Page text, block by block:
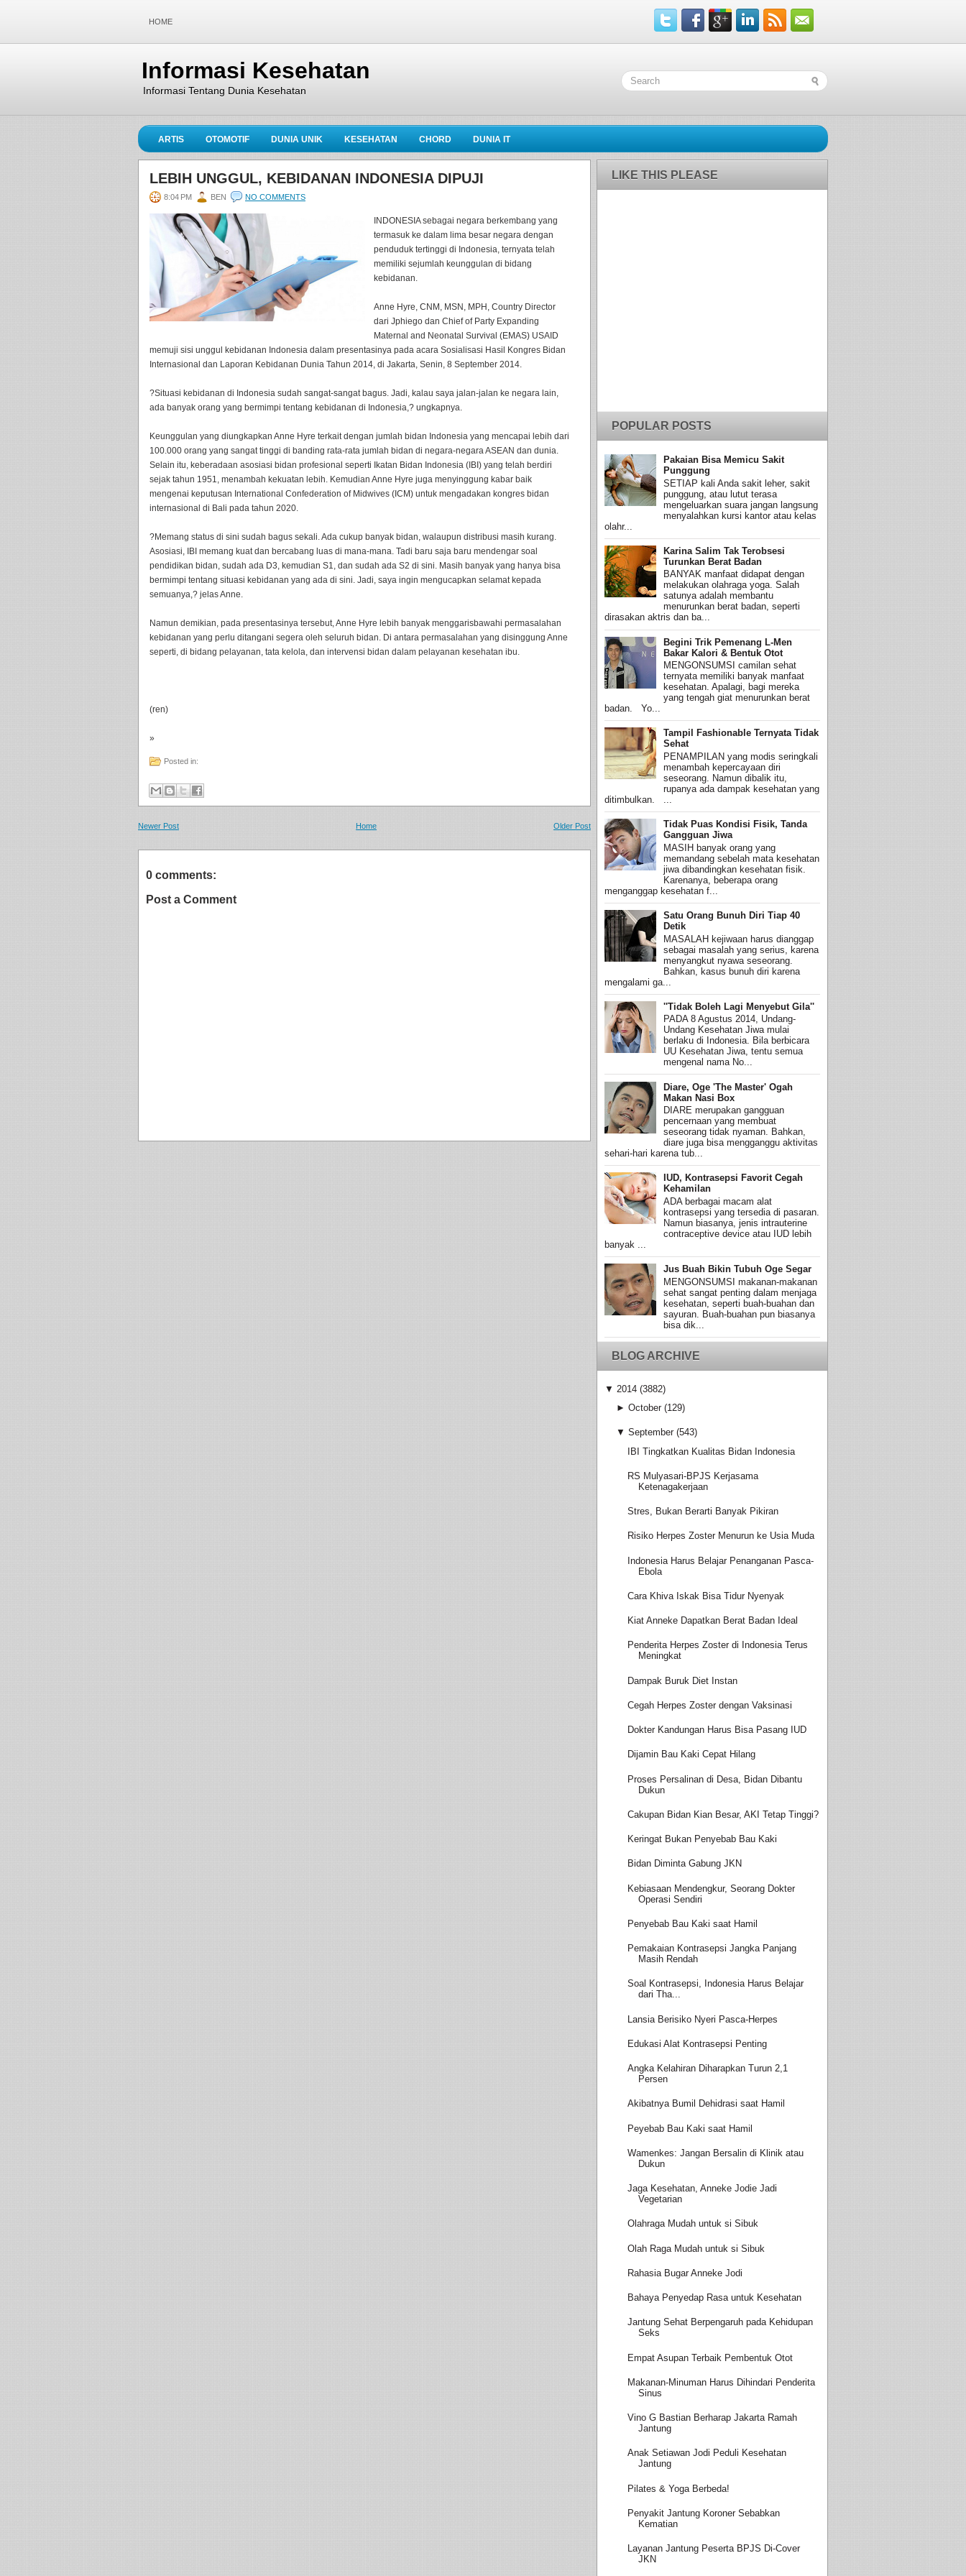
HOME
Informasi Kesehatan
Informasi Tentang Dunia Kesehatan
ARTIS OTOMOTIF DUNIA UNIK KESEHATAN CHORD DUNIA IT
LEBIH UNGGUL, KEBIDANAN INDONESIA DIPUJI
8:04 PM BEN NO COMMENTS
INDONESIA sebagai negara berkembang yang
termasuk ke dalam lima besar negara dengan
penduduk tertinggi di Indonesia, ternyata telah
memiliki sejumlah keunggulan di bidang
kebidanan.
Anne Hyre, CNM, MSN, MPH, Country Director
dari Jphiego dan Chief of Party Expanding
Maternal and Neonatal Survival (EMAS) USAID
memuji sisi unggul kebidanan Indonesia dalam presentasinya pada acara Sosialisasi Hasil Kongres Bidan
Internasional dan Laporan Kebidanan Dunia Tahun 2014, di Jakarta, Senin, 8 September 2014.
?Situasi kebidanan di Indonesia sudah sangat-sangat bagus. Jadi, kalau saya jalan-jalan ke negara lain,
ada banyak orang yang bermimpi tentang kebidanan di Indonesia,? ungkapnya.
Keunggulan yang diungkapkan Anne Hyre terkait dengan jumlah bidan Indonesia yang mencapai lebih dari
100.000 orang yang sangat tinggi di banding rata-rata jumlah bidan di negara-negara ASEAN dan dunia.
Selain itu, keberadaan asosiasi bidan profesional seperti Ikatan Bidan Indonesia (IBI) yang telah berdiri
sejak tahun 1951, menambah kekuatan lebih. Kemudian Anne Hyre juga menyinggung kabar baik
mengenai keputusan International Confederation of Midwives (ICM) untuk mengadakan kongres bidan
internasional di Bali pada tahun 2020.
?Memang status di sini sudah bagus sekali. Ada cukup banyak bidan, walaupun distribusi masih kurang.
Asosiasi, IBI memang kuat dan bercabang luas di mana-mana. Tadi baru saja baru mendengar soal
pendidikan bidan, sudah ada D3, kemudian S1, dan sudah ada S2 di sini. Masih banyak yang hanya bisa
bermimpi tentang situasi kebidanan yang ada di sini. Jadi, saya ingin mengucapkan selamat kepada
semuanya,? jelas Anne.
Namun demikian, pada presentasinya tersebut, Anne Hyre lebih banyak menggarisbawahi permasalahan
kebidanan yang perlu ditangani segera oleh seluruh bidan. Di antara permasalahan yang disinggung Anne
seperti, di bidang pelayanan, tata kelola, dan intervensi bidan dalam pelayanan kesehatan ibu.
(ren)
»
Posted in:
Newer Post Older Post
Home
0 comments:
Post a Comment
LIKE THIS PLEASE
POPULAR POSTS
Pakaian Bisa Memicu Sakit
Punggung
SETIAP kali Anda sakit leher, sakit
punggung, atau lutut terasa
mengeluarkan suara jangan langsung
menyalahkan kursi kantor atau kelas
olahr...
Karina Salim Tak Terobsesi
Turunkan Berat Badan
BANYAK manfaat didapat dengan
melakukan olahraga yoga. Salah
satunya adalah membantu
menurunkan berat badan, seperti
dirasakan aktris dan ba...
Begini Trik Pemenang L-Men
Bakar Kalori & Bentuk Otot
MENGONSUMSI camilan sehat
ternyata memiliki banyak manfaat
kesehatan. Apalagi, bagi mereka
yang tengah giat menurunkan berat
badan. Yo...
Tampil Fashionable Ternyata Tidak
Sehat
PENAMPILAN yang modis seringkali
menambah kepercayaan diri
seseorang. Namun dibalik itu,
rupanya ada dampak kesehatan yang
ditimbulkan. ...
Tidak Puas Kondisi Fisik, Tanda
Gangguan Jiwa
MASIH banyak orang yang
memandang sebelah mata kesehatan
jiwa dibandingkan kesehatan fisik.
Karenanya, beberapa orang
menganggap kesehatan f...
Satu Orang Bunuh Diri Tiap 40
Detik
MASALAH kejiwaan harus dianggap
sebagai masalah yang serius, karena
menyangkut nyawa seseorang.
Bahkan, kasus bunuh diri karena
mengalami ga...
''Tidak Boleh Lagi Menyebut Gila''
PADA 8 Agustus 2014, Undang-
Undang Kesehatan Jiwa mulai
berlaku di Indonesia. Bila berbicara
UU Kesehatan Jiwa, tentu semua
mengenal nama No...
Diare, Oge 'The Master' Ogah
Makan Nasi Box
DIARE merupakan gangguan
pencernaan yang membuat
seseorang tidak nyaman. Bahkan,
diare juga bisa mengganggu aktivitas
sehari-hari karena tub...
IUD, Kontrasepsi Favorit Cegah
Kehamilan
ADA berbagai macam alat
kontrasepsi yang tersedia di pasaran.
Namun biasanya, jenis intrauterine
contraceptive device atau IUD lebih
banyak ...
Jus Buah Bikin Tubuh Oge Segar
MENGONSUMSI makanan-makanan
sehat sangat penting dalam menjaga
kesehatan, seperti buah-buahan dan
sayuran. Buah-buahan pun biasanya
bisa dik...
BLOG ARCHIVE
▼ 2014 (3882)
► October (129)
▼ September (543)
IBI Tingkatkan Kualitas Bidan Indonesia
RS Mulyasari-BPJS Kerjasama
Ketenagakerjaan
Stres, Bukan Berarti Banyak Pikiran
Risiko Herpes Zoster Menurun ke Usia Muda
Indonesia Harus Belajar Penanganan Pasca-
Ebola
Cara Khiva Iskak Bisa Tidur Nyenyak
Kiat Anneke Dapatkan Berat Badan Ideal
Penderita Herpes Zoster di Indonesia Terus
Meningkat
Dampak Buruk Diet Instan
Cegah Herpes Zoster dengan Vaksinasi
Dokter Kandungan Harus Bisa Pasang IUD
Dijamin Bau Kaki Cepat Hilang
Proses Persalinan di Desa, Bidan Dibantu
Dukun
Cakupan Bidan Kian Besar, AKI Tetap Tinggi?
Keringat Bukan Penyebab Bau Kaki
Bidan Diminta Gabung JKN
Kebiasaan Mendengkur, Seorang Dokter
Operasi Sendiri
Penyebab Bau Kaki saat Hamil
Pemakaian Kontrasepsi Jangka Panjang
Masih Rendah
Soal Kontrasepsi, Indonesia Harus Belajar
dari Tha...
Lansia Berisiko Nyeri Pasca-Herpes
Edukasi Alat Kontrasepsi Penting
Angka Kelahiran Diharapkan Turun 2,1
Persen
Akibatnya Bumil Dehidrasi saat Hamil
Peyebab Bau Kaki saat Hamil
Wamenkes: Jangan Bersalin di Klinik atau
Dukun
Jaga Kesehatan, Anneke Jodie Jadi
Vegetarian
Olahraga Mudah untuk si Sibuk
Olah Raga Mudah untuk si Sibuk
Rahasia Bugar Anneke Jodi
Bahaya Penyedap Rasa untuk Kesehatan
Jantung Sehat Berpengaruh pada Kehidupan
Seks
Empat Asupan Terbaik Pembentuk Otot
Makanan-Minuman Harus Dihindari Penderita
Sinus
Vino G Bastian Berharap Jakarta Ramah
Jantung
Anak Setiawan Jodi Peduli Kesehatan
Jantung
Pilates & Yoga Berbeda!
Penyakit Jantung Koroner Sebabkan
Kematian
Layanan Jantung Peserta BPJS Di-Cover
JKN